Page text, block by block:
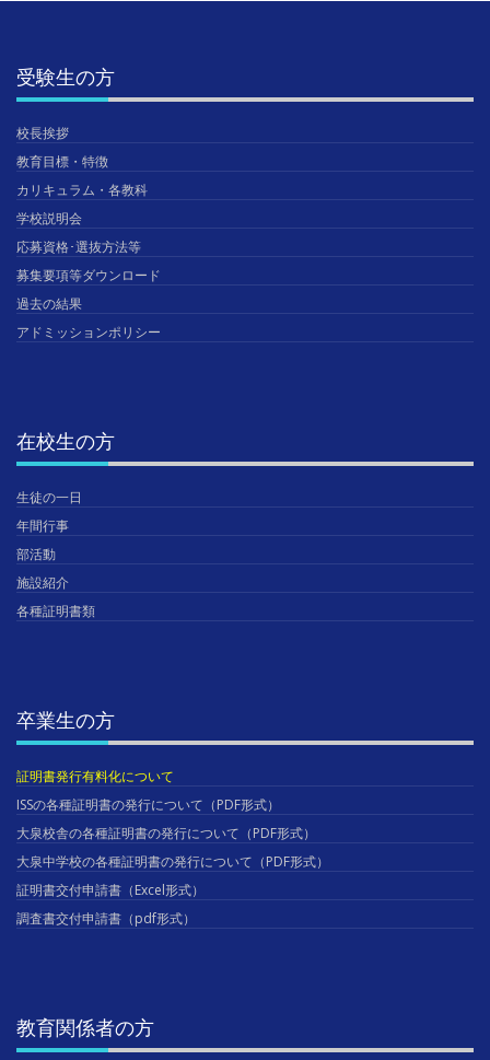
受験生の方
校長挨拶
教育目標・特徴
カリキュラム・各教科
学校説明会
応募資格･選抜方法等
募集要項等ダウンロード
過去の結果
アドミッションポリシー
在校生の方
生徒の一日
年間行事
部活動
施設紹介
各種証明書類
卒業生の方
証明書発行有料化について
ISSの各種証明書の発行について（PDF形式）
大泉校舎の各種証明書の発行について（PDF形式）
大泉中学校の各種証明書の発行について（PDF形式）
証明書交付申請書（Excel形式）
調査書交付申請書（pdf形式）
教育関係者の方